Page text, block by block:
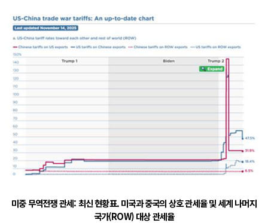
미중 무역전쟁 관세: 최신 현황표. 미국과 중국의 상호 관세율 및 세계 나머지
국가(ROW) 대상 관세율